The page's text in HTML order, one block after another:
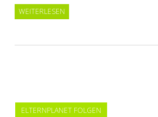
WEITERLESEN
ELTERNPLANET FOLGEN